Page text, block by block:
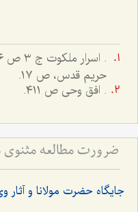
حريم قدس، ص ١٧.
. افق وحی ص ٤١١.
ضرورت مطالعه مثنوی
جایگاه حضرت مولانا و